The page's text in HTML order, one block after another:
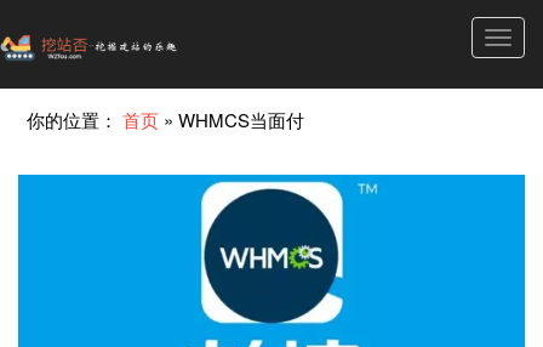
你的位置：首页 »WHMCS当面付